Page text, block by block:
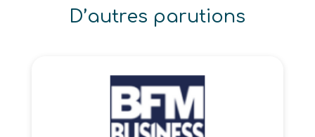
D’autres parutions